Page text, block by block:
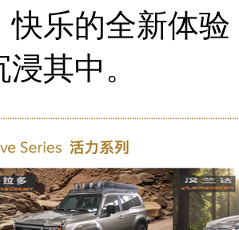
快乐的全新体
其中。